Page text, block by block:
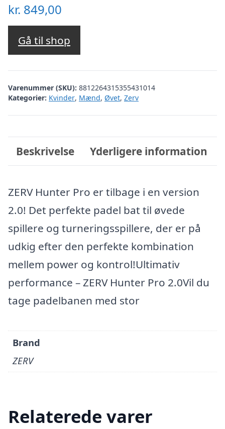
kr. 849,00
Gå til shop
Varenummer (SKU): 8812264315355431014
Kategorier: Kvinder, Mænd, Øvet, Zerv
Beskrivelse Yderligere information
ZERV Hunter Pro er tilbage i en version
2.0! Det perfekte padel bat til øvede
spillere og turneringsspillere, der er på
udkig efter den perfekte kombination
mellem power og kontrol!Ultimativ
performance – ZERV Hunter Pro 2.0Vil du
tage padelbanen med stor
Brand
ZERV
Relaterede varer